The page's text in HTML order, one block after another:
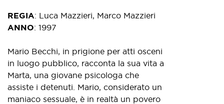
REGIA: Luca Mazzieri, Marco Mazzieri
ANNO: 1997
Mario Becchi, in prigione per atti osceni
in luogo pubblico, racconta la sua vita a
Marta, una giovane psicologa che
assiste i detenuti. Mario, considerato un
maniaco sessuale, è in realtà un povero